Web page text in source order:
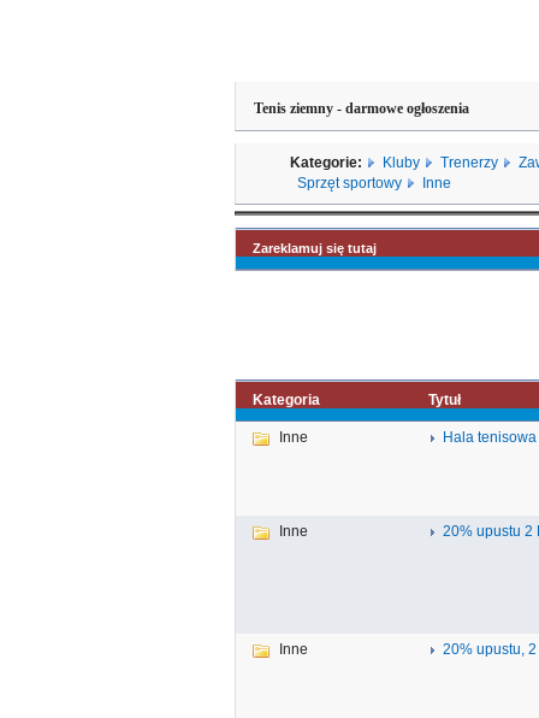
Tenis ziemny - darmowe ogłoszenia
Kategorie: Kluby Trenerzy
Sprzęt sportowy
Inne
Zareklamuj się tutaj
Kategoria Tytuł
Inne Hala
Inne 20% upustu 2
Inne 20% upustu,